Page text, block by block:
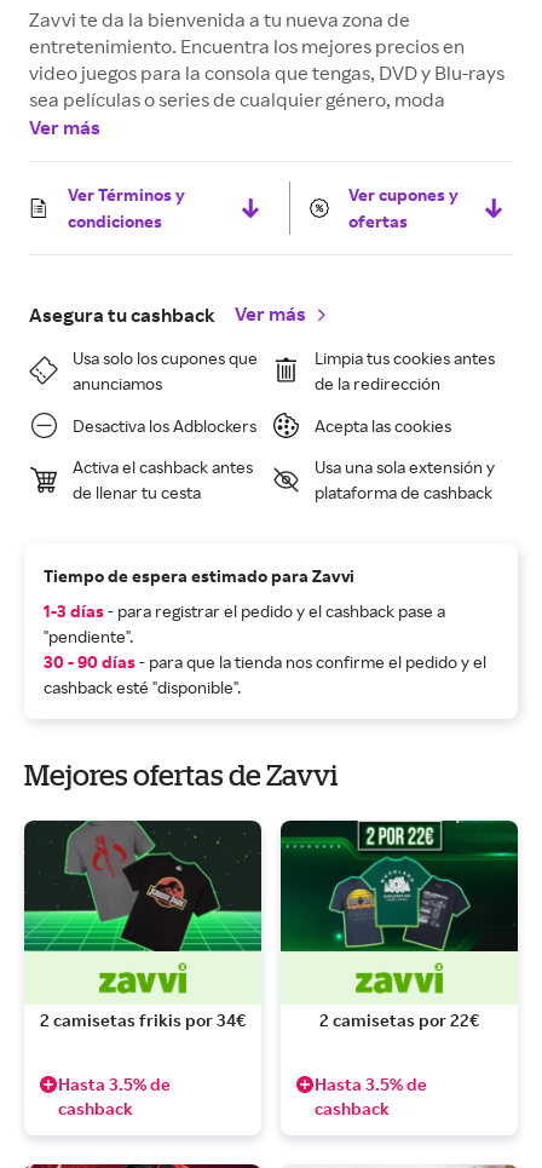
Zavvi te da la bienvenida a tu nueva zona de
entretenimiento. Encuentra los mejores precios en
video juegos para la consola que tengas, DVD y Blu-rays
sea películas o series de cualquier género, moda
Ver más
Ver Términos y
condiciones
Ver cupones y
ofertas
Asegura tu cashback Ver más
Usa solo los cupones que
anunciamos
Limpia tus cookies antes
de la redirección
Desactiva los Adblockers Acepta las cookies
Activa el cashback antes
de llenar tu cesta
Usa una sola extensión y
plataforma de cashback
Tiempo de espera estimado para Zavvi
1-3 días- para registrar el pedido y el cashback pase a
"pendiente".
30 - 90 días- para que la tienda nos confirme el pedido y el
cashback esté "disponible".
Mejores ofertas de Zavvi
2 camisetas frikis por 34€
Hasta 3.5% de
cashback
2 camisetas por 22€
Hasta 3.5% de
cashback